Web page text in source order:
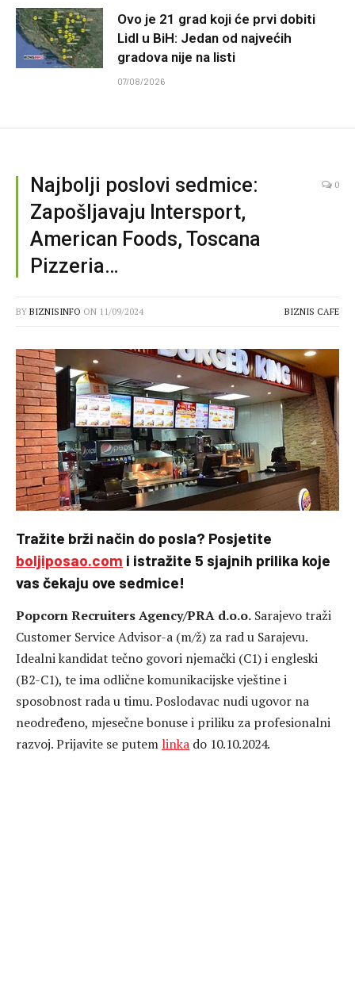
Ovo je 21 grad koji će prvi dobiti
Lidl u BiH: Jedan od najvećih
gradova nije na listi
07/08/2026
Najbolji poslovi sedmice:
Zapošljavaju Intersport,
American Foods, Toscana
Pizzeria…
0
BY BIZNISINFO ON 11/09/2024 BIZNIS CAFE
Tražite brži način do posla? Posjetite
boljiposao.com i istražite 5 sjajnih prilika koje
vas čekaju ove sedmice!
Popcorn Recruiters Agency/PRA d.o.o. Sarajevo traži
Customer Service Advisor-a (m/ž) za rad u Sarajevu.
Idealni kandidat tečno govori njemački (C1) i engleski
(B2-C1), te ima odlične komunikacijske vještine i
sposobnost rada u timu. Poslodavac nudi ugovor na
neodređeno, mjesečne bonuse i priliku za profesionalni
razvoj. Prijavite se putem linka do 10.10.2024.